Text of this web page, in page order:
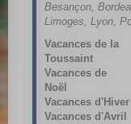
Besançon,
Limoges, Lyon,
Vacances de la
Toussaint
Vacances de
Noël
Vacances d'Hiver
Vacances d'Avril